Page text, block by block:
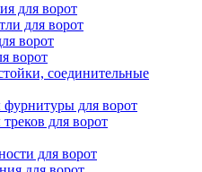
для ворот
для ворот
ворот
ворот
соединительные
для ворот
для ворот
для ворот